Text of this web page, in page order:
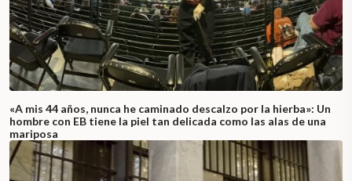
«A mis 44 años, nunca he caminado descalzo por la hierba»: Un
hombre con EB tiene la piel tan delicada como las alas de una
mariposa